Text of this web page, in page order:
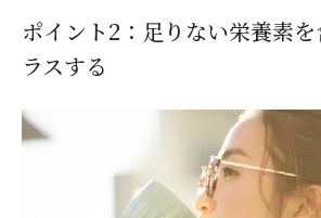
ポイント2：足りない栄養素
ラスする